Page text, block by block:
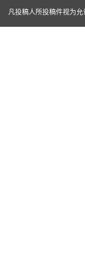
凡投稿人所投稿件视为